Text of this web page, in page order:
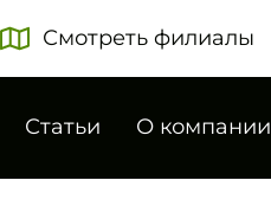
Смотреть филиалы
Статьи О компании